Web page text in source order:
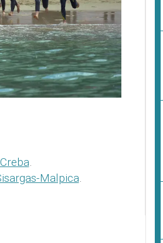
.
Malpica.